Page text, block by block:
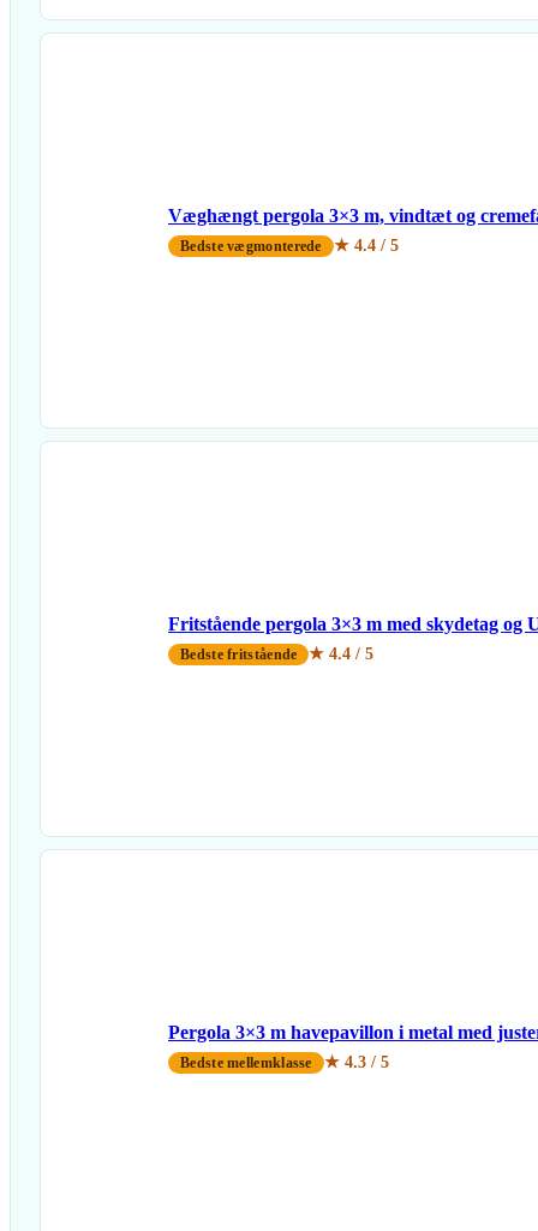
Væghængt pergola 3×3 m, vindtæt og
Bedste vægmonterede ★ 4.4 / 5
Fritstående pergola 3×3 m med skydetag og
Bedste fritstående ★ 4.4 / 5
Pergola 3×3 m havepavillon i metal med
Bedste mellemklasse ★ 4.3 / 5